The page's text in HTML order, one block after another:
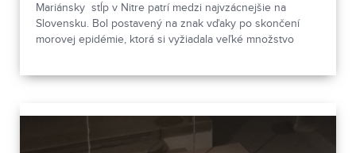
Mariánsky stĺp v Nitre patrí medzi najvzácnejšie na
Slovensku. Bol postavený na znak vďaky po skončení
morovej epidémie, ktorá si vyžiadala veľké množstvo